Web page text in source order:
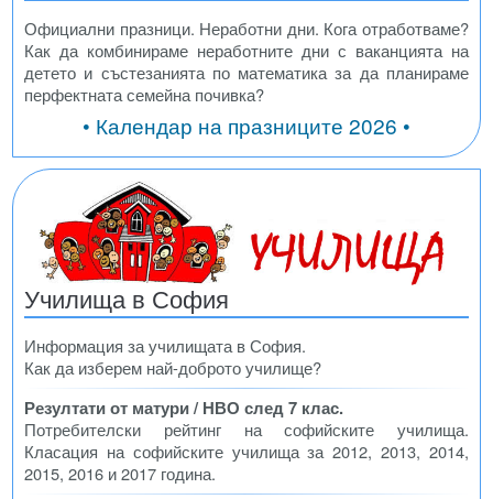
Официални празници. Неработни дни. Кога отработваме?
Как да комбинираме неработните дни с ваканцията на
детето и състезанията по математика за да планираме
перфектната семейна почивка?
• Календар на празниците 2026 •
Училища в София
Информация за училищата в София.
Как да изберем най-доброто училище?
Резултати от матури / НВО след 7 клас.
Потребителски рейтинг на софийските училища.
Класация на софийските училища за 2012, 2013, 2014,
2015, 2016 и 2017 година.